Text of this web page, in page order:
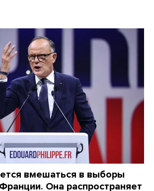
вмешаться в выборы
Она распространяет